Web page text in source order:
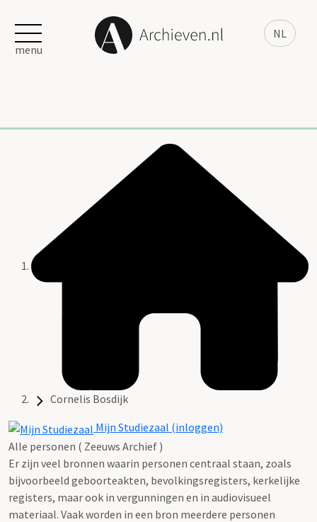
NL
menu
Cornelis Bosdijk
Mijn Studiezaal (inloggen)
Alle personen ( Zeeuws Archief )
Er zijn veel bronnen waarin personen centraal staan, zoals
bijvoorbeeld geboorteakten, bevolkingsregisters, kerkelijke
registers, maar ook in vergunningen en in audiovisueel
materiaal. Vaak worden in een bron meerdere personen